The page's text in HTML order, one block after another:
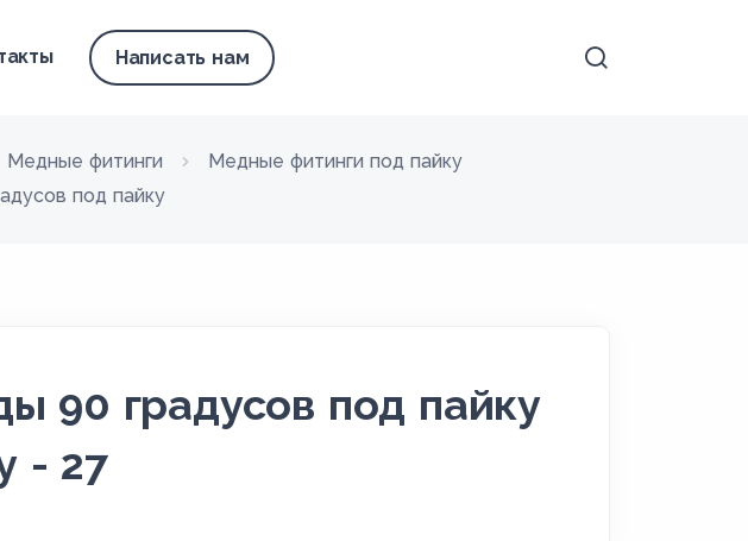
Написать нам
Медные фитинги
Медные фитинги под пайку
под пайку
90 градусов под пайку
- 27